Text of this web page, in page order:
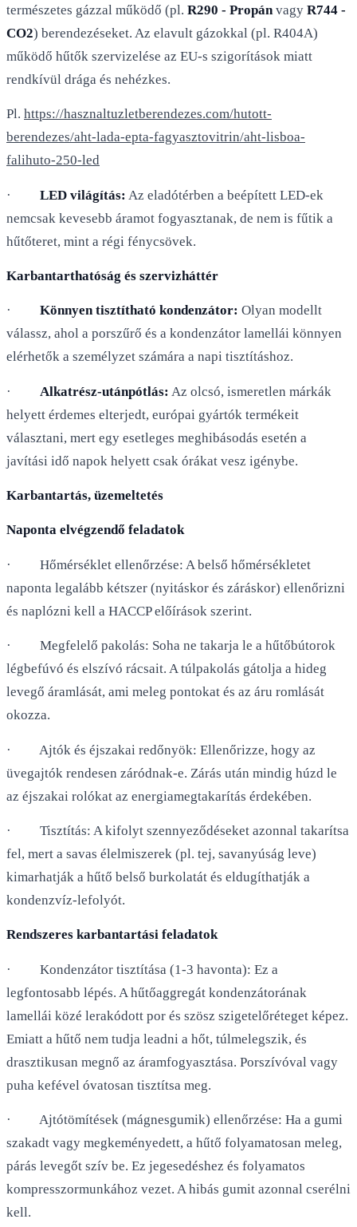
természetes gázzal működő (pl. R290 - Propán vagy R744 -
CO2) berendezéseket. Az elavult gázokkal (pl. R404A)
működő hűtők szervizelése az EU-s szigorítások miatt
rendkívül drága és nehézkes.
Pl. https://hasznaltuzletberendezes.com/hutott-
berendezes/aht-lada-epta-fagyasztovitrin/aht-lisboa-
falihuto-250-led
· LED világítás: Az eladótérben a beépített LED-ek
nemcsak kevesebb áramot fogyasztanak, de nem is fűtik a
hűtőteret, mint a régi fénycsövek.
Karbantarthatóság és szervizháttér
· Könnyen tisztítható kondenzátor: Olyan modellt
válassz, ahol a porszűrő és a kondenzátor lamellái könnyen
elérhetők a személyzet számára a napi tisztításhoz.
· Alkatrész-utánpótlás: Az olcsó, ismeretlen márkák
helyett érdemes elterjedt, európai gyártók termékeit
választani, mert egy esetleges meghibásodás esetén a
javítási idő napok helyett csak órákat vesz igénybe.
Karbantartás, üzemeltetés
Naponta elvégzendő feladatok
· Hőmérséklet ellenőrzése: A belső hőmérsékletet
naponta legalább kétszer (nyitáskor és záráskor) ellenőrizni
és naplózni kell a HACCP előírások szerint.
· Megfelelő pakolás: Soha ne takarja le a hűtőbútorok
légbefúvó és elszívó rácsait. A túlpakolás gátolja a hideg
levegő áramlását, ami meleg pontokat és az áru romlását
okozza.
· Ajtók és éjszakai redőnyök: Ellenőrizze, hogy az
üvegajtók rendesen záródnak-e. Zárás után mindig húzd le
az éjszakai rolókat az energiamegtakarítás érdekében.
· Tisztítás: A kifolyt szennyeződéseket azonnal takarítsa
fel, mert a savas élelmiszerek (pl. tej, savanyúság leve)
kimarhatják a hűtő belső burkolatát és eldugíthatják a
kondenzvíz-lefolyót.
Rendszeres karbantartási feladatok
· Kondenzátor tisztítása (1-3 havonta): Ez a
legfontosabb lépés. A hűtőaggregát kondenzátorának
lamellái közé lerakódott por és szösz szigetelőréteget képez.
Emiatt a hűtő nem tudja leadni a hőt, túlmelegszik, és
drasztikusan megnő az áramfogyasztása. Porszívóval vagy
puha kefével óvatosan tisztítsa meg.
· Ajtótömítések (mágnesgumik) ellenőrzése: Ha a gumi
szakadt vagy megkeményedett, a hűtő folyamatosan meleg,
párás levegőt szív be. Ez jegesedéshez és folyamatos
kompresszormunkához vezet. A hibás gumit azonnal cserélni
kell.